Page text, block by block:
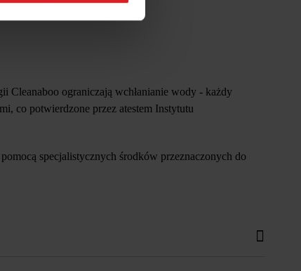
ograniczają wchłanianie wody - każdy
co potwierdzone przez atestem Instytutu
specjalistycznych środków przeznaczonych do